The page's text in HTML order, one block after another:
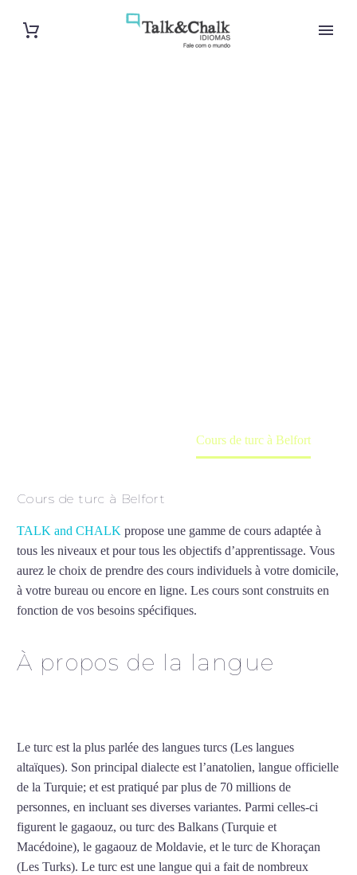
Cours de turc à Belfort
Cours de turc à Belfort
TALK and CHALK propose une gamme de cours adaptée à
tous les niveaux et pour tous les objectifs d’apprentissage. Vous
aurez le choix de prendre des cours individuels à votre domicile,
à votre bureau ou encore en ligne. Les cours sont construits en
fonction de vos besoins spécifiques.
À propos de la langue
Le turc est la plus parlée des langues turcs (Les langues
altaïques). Son principal dialecte est l’anatolien, langue officielle
de la Turquie; et est pratiqué par plus de 70 millions de
personnes, en incluant ses diverses variantes. Parmi celles-ci
figurent le gagaouz, ou turc des Balkans (Turquie et
Macédoine), le gagaouz de Moldavie, et le turc de Khoraçan
(Les Turks). Le turc est une langue qui a fait de nombreux